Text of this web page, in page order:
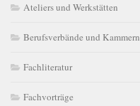
Ateliers und Werkstätten
Berufsverbände und Kammern
Fachliteratur
Fachvorträge